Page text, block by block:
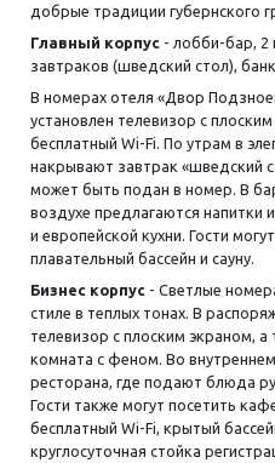
добрые традиции губернского
Главный корпус - лобби-бар, 2
завтраков (шведский стол),
В номерах отеля «Двор
установлен телевизор с
бесплатный Wi-Fi. По утрам в
накрывают завтрак «шведский
может быть подан в номер. В
воздухе предлагаются напитки
и европейской кухни. Гости
плавательный бассейн и сауну.
Бизнес корпус - Светлые
стиле в теплых тонах. В
телевизор с плоским экраном, а
комната с феном. Во
ресторана, где подают блюда
Гости также могут посетить
бесплатный Wi-Fi, крытый
круглосуточная стойка